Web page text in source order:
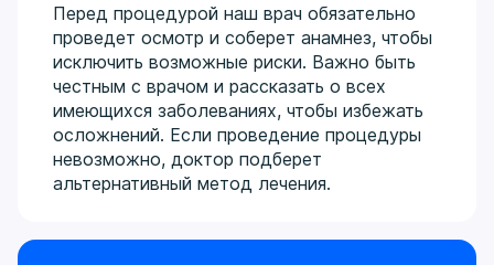
Перед процедурой наш врач обязательно
проведет осмотр и соберет анамнез, чтобы
исключить возможные риски. Важно быть
честным с врачом и рассказать о всех
имеющихся заболеваниях, чтобы избежать
осложнений. Если проведение процедуры
невозможно, доктор подберет
альтернативный метод лечения.